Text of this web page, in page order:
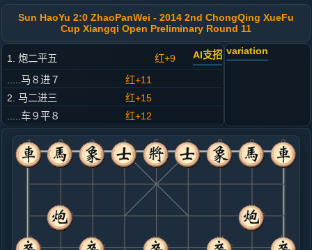
Sun HaoYu 2:0 ZhaoPanWei - 2014 2nd ChongQing XueFu
Cup Xiangqi Open Preliminary Round 11
1. 炮二平五 红+9 AI支招
.....马８进７
红+11
2. 马二进三
红+15
.....车９平８
红+12
3. 车一平二
红+11
.....马２进３
红+12
4. 兵三进一
红+8
.....卒３进１
红+9
5. 马八进九
红+7
.....卒１进１
6. 车九进一
红+5
variation